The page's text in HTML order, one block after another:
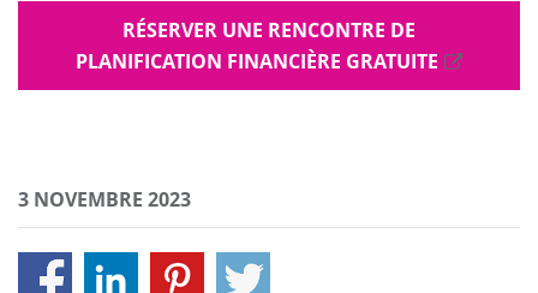
RÉSERVER UNE RENCONTRE DE
PLANIFICATION FINANCIÈRE GRATUITE
3 NOVEMBRE 2023